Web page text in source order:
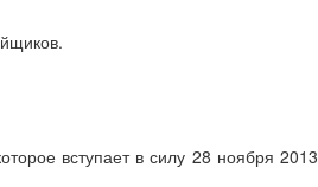
вступает в силу 28 ноября 2013